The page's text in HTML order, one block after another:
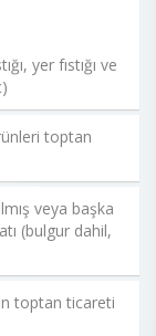
yer fıstığı ve
toptan
veya başka
(bulgur dahil,
toptan ticareti